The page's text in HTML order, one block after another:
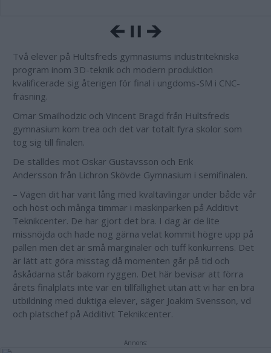
Två elever på Hultsfreds gymnasiums industritekniska
program inom 3D-teknik och modern produktion
kvalificerade sig återigen för final i ungdoms-SM i CNC-
fräsning.
Omar Smailhodzic och Vincent Bragd från Hultsfreds
gymnasium kom trea och det var totalt fyra skolor som
tog sig till finalen.
De ställdes mot Oskar Gustavsson och Erik
Andersson från Lichron Skövde Gymnasium i semifinalen.
– Vägen dit har varit lång med kvaltävlingar under både vår
och höst och många timmar i maskinparken på Additivt
Teknikcenter. De har gjort det bra. I dag är de lite
missnöjda och hade nog gärna velat kommit högre upp på
pallen men det är små marginaler och tuff konkurrens. Det
är lätt att göra misstag då momenten går på tid och
åskådarna står bakom ryggen. Det här bevisar att förra
årets finalplats inte var en tillfällighet utan att vi har en bra
utbildning med duktiga elever, säger Joakim Svensson, vd
och platschef på Additivt Teknikcenter.
Annons: